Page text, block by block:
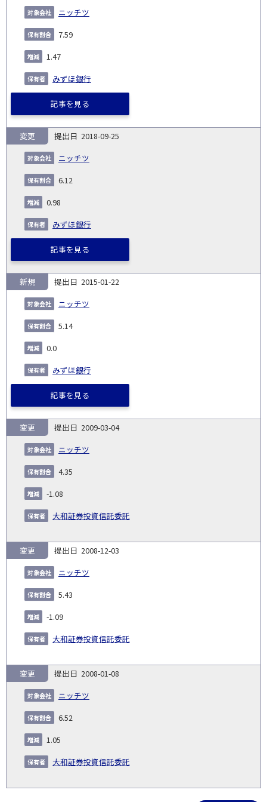
ニッチツ
7.59
1.47
みずほ銀行
記事を見る
2018-09-25
ニッチツ
変更
6.12
0.98
みずほ銀行
記事を見る
2015-01-22
ニッチツ
新規
5.14
0.0
みずほ銀行
記事を見る
2009-03-04
ニッチツ
変更
4.35
-1.08
大和証券投資信託委託
2008-12-03
ニッチツ
変更
5.43
-1.09
大和証券投資信託委託
2008-01-08
ニッチツ
変更
6.52
1.05
大和証券投資信託委託